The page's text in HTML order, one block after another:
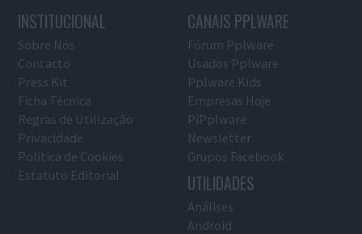
INSTITUCIONAL
Sobre Nós
Contacto
Press Kit
Ficha Técnica
Regras de Utilização
Privacidade
Política de Cookies
Estatuto Editorial
CANAIS PPLWARE
Fórum Pplware
Usados Pplware
Pplware Kids
Empresas Hoje
PiPplware
Newsletter
Grupos Facebook
UTILIDADES
Análises
Android